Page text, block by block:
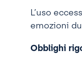
L’uso
emozioni
Obblighi